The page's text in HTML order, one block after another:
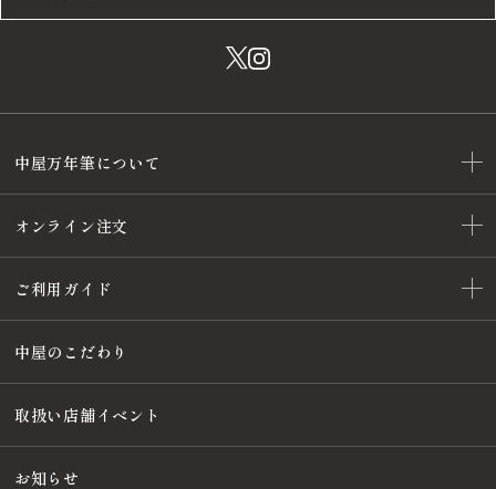
中屋万年筆について
オンライン注文
ご利用ガイド
中屋のこだわり
取扱い店舗イベント
お知らせ